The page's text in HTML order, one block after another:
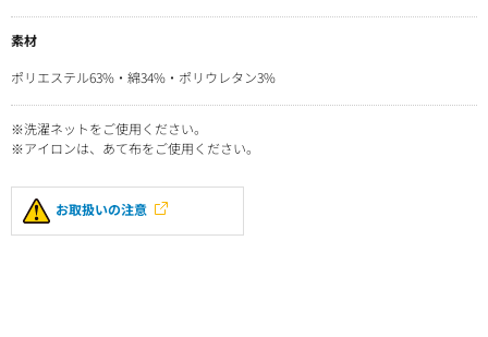
素材
ポリエステル63%・綿34%・ポリウレタン3%
※洗濯ネットをご使用ください。
※アイロンは、あて布をご使用ください。
お取扱いの注意